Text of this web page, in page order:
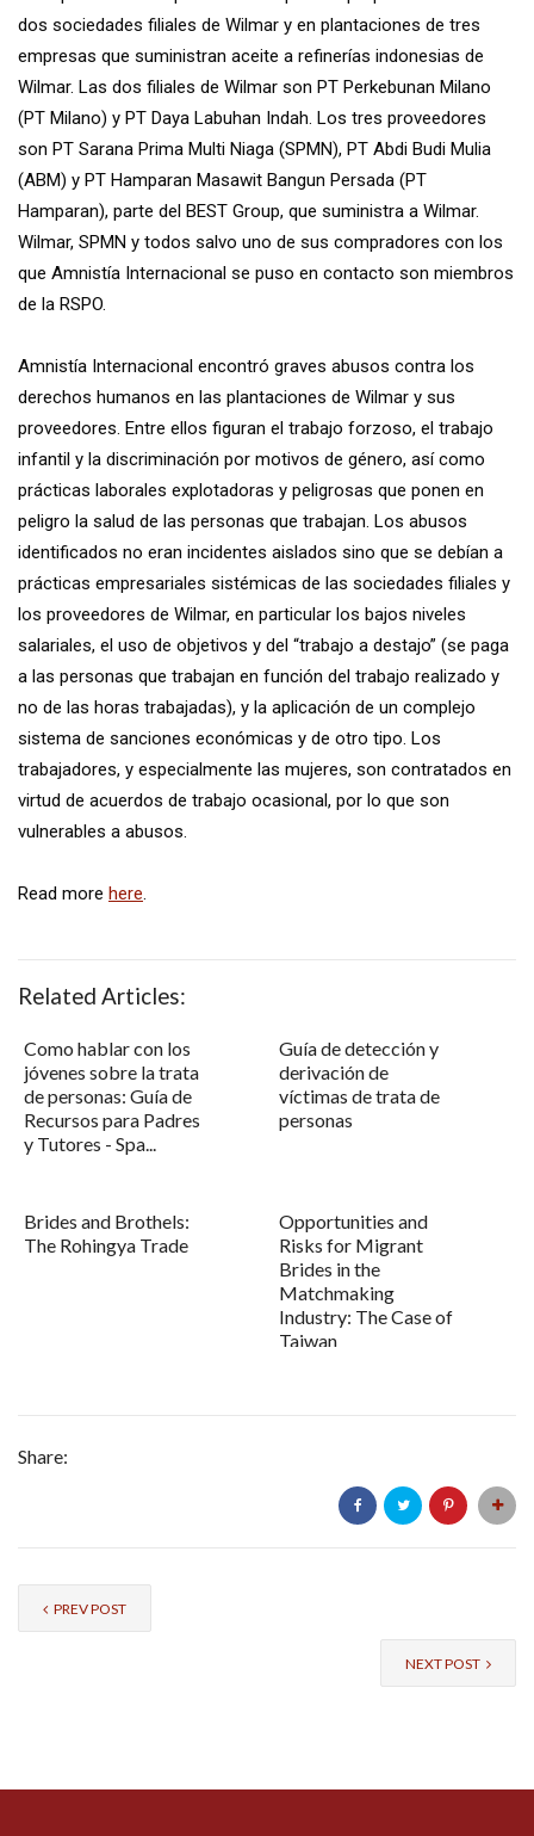
dos sociedades filiales de Wilmar y en plantaciones de tres
empresas que suministran aceite a refinerías indonesias de
Wilmar. Las dos filiales de Wilmar son PT Perkebunan Milano
(PT Milano) y PT Daya Labuhan Indah. Los tres proveedores
son PT Sarana Prima Multi Niaga (SPMN), PT Abdi Budi Mulia
(ABM) y PT Hamparan Masawit Bangun Persada (PT
Hamparan), parte del BEST Group, que suministra a Wilmar.
Wilmar, SPMN y todos salvo uno de sus compradores con los
que Amnistía Internacional se puso en contacto son miembros
de la RSPO.
Amnistía Internacional encontró graves abusos contra los
derechos humanos en las plantaciones de Wilmar y sus
proveedores. Entre ellos figuran el trabajo forzoso, el trabajo
infantil y la discriminación por motivos de género, así como
prácticas laborales explotadoras y peligrosas que ponen en
peligro la salud de las personas que trabajan. Los abusos
identificados no eran incidentes aislados sino que se debían a
prácticas empresariales sistémicas de las sociedades filiales y
los proveedores de Wilmar, en particular los bajos niveles
salariales, el uso de objetivos y del “trabajo a destajo” (se paga
a las personas que trabajan en función del trabajo realizado y
no de las horas trabajadas), y la aplicación de un complejo
sistema de sanciones económicas y de otro tipo. Los
trabajadores, y especialmente las mujeres, son contratados en
virtud de acuerdos de trabajo ocasional, por lo que son
vulnerables a abusos.
Read more here
Related Articles:
Como hablar con los
jóvenes sobre la trata
de personas: Guía de
Recursos para Padres
y Tutores - Spa...
Guía de detección y
derivación de
víctimas de trata de
personas
Brides and Brothels:
The Rohingya Trade
Opportunities and
Risks for Migrant
Brides in the
Matchmaking
Industry: The Case of
Taiwan
Share:
PREV POST
NEXT POST